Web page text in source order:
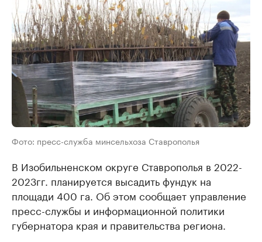
Фото: пресс-служба минсельхоза Cтаврополья
В Изобильненском округе Ставрополья в 2022-
2023гг. планируется высадить фундук на
площади 400 га. Об этом сообщает управление
пресс-службы и информационной политики
губернатора края и правительства региона.